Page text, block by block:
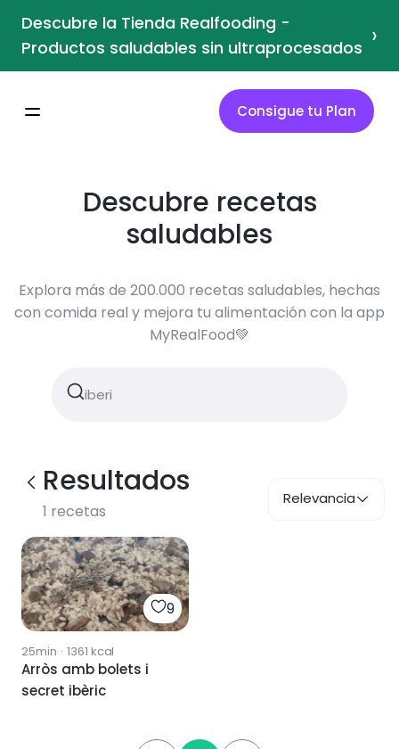
Descubre la Tienda Realfooding -
Productos saludables sin ultraprocesados ›
Consigue tu Plan
Descubre recetas
saludables
Explora más de 200.000 recetas saludables, hechas
con comida real y mejora tu alimentación con la app
MyRealFood💚
Resultados
1 recetas
Relevancia
9
25min · 1361 kcal
Arròs amb bolets i
secret ibèric